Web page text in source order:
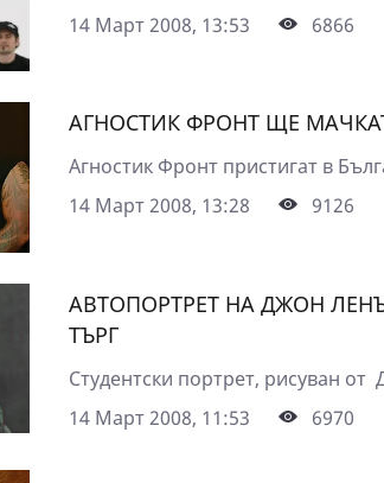
14 Март 2008, 13:53
6866
АГНОСТИК ФРОНТ ЩЕ
Агностик Фронт пристигат в
14 Март 2008, 13:28
9126
АВТОПОРТРЕТ НА ДЖОН
ТЪРГ
Студентски портрет, рисуван
14 Март 2008, 11:53
6970